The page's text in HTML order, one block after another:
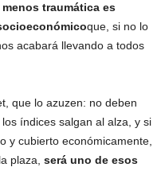
traumática es
que, si no lo
acabará llevando a todos
que lo azuzen: no deben
índices salgan al alza, y si
y cubierto económicamente,
plaza, será uno de esos